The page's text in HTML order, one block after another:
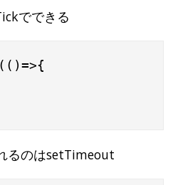
でできる
るのはsetTimeout